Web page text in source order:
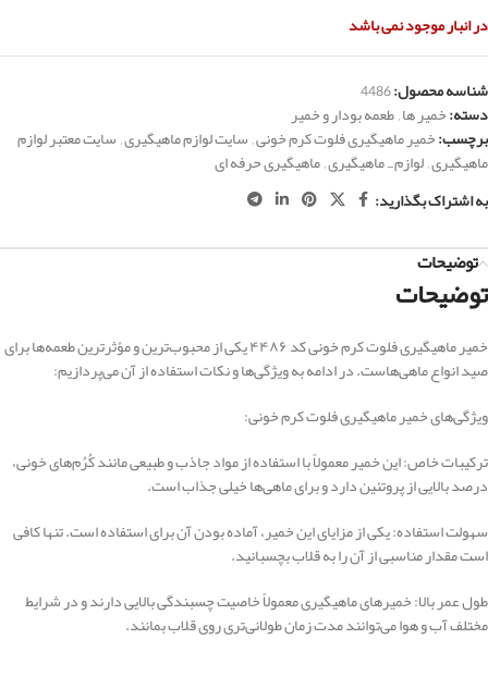
در انبار موجود نمی باشد
شناسه محصول:4486
دسته:خمیر ها,طعمه بودار و خمیر
برچسب:خمیر ماهیگیری فلوت کرم خونی,سایت لوازم ماهیگیری,سایت معتبر لوازم
ماهیگیری,لوازم_ ماهیگیری,ماهیگیری حرفه ای
به اشتراک بگذارید:
توضیحات
توضیحات
خمیر ماهیگیری فلوت کرم خونی کد ۴۴۸۶ یکی از محبوب‌ترین و مؤثرترین طعمه‌ها برای
صید انواع ماهی‌هاست. در ادامه به ویژگی‌ها و نکات استفاده از آن می‌پردازیم:
ویژگی‌های خمیر ماهیگیری فلوت کرم خونی:
ترکیبات خاص: این خمیر معمولاً با استفاده از مواد جاذب و طبیعی مانند کُرُم‌های خونی،
درصد بالایی از پروتئین دارد و برای ماهی‌ها خیلی جذاب است.
سهولت استفاده: یکی از مزایای این خمیر، آماده بودن آن برای استفاده است. تنها کافی
است مقدار مناسبی از آن را به قلاب بچسبانید.
طول عمر بالا: خمیرهای ماهیگیری معمولاً خاصیت چسبندگی بالایی دارند و در شرایط
مختلف آب و هوا می‌توانند مدت زمان طولانی‌تری روی قلاب بمانند.